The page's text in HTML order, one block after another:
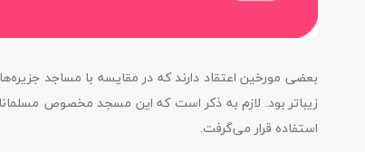
بعضی مورخین اعتقاد دارند که در مقایسه با مساجد
زیباتر بود. لازم به ذکر است که این مسجد مخصوص
استفاده قرار می‌گرفت.